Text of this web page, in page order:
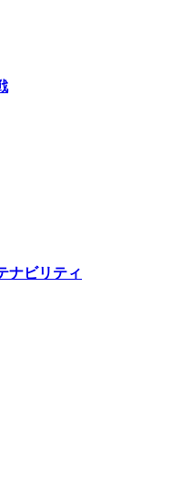
ナビリティ